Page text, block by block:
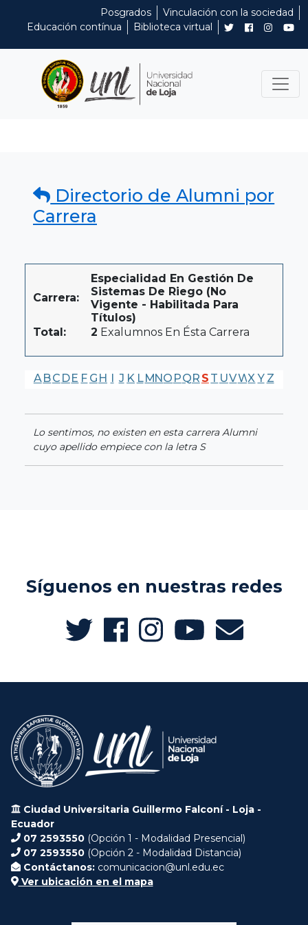
Posgrados
Vinculación con la sociedad
Educación contínua
Biblioteca virtual
Directorio de Alumni por
Carrera
Carrera:
Especialidad En Gestión De
Sistemas De Riego (No
Vigente - Habilitada Para
Títulos)
Total:
2 Exalumnos En Ésta Carrera
A BC DE F G H I J K LMNO PQR S T UVWX Y Z
Lo sentimos, no existen en esta carrera Alumni
cuyo apellido empiece con la letra S
Síguenos en nuestras redes
Ciudad Universitaria Guillermo Falconí - Loja -
Ecuador
07 2593550 (Opción 1 - Modalidad Presencial)
07 2593550 (Opción 2 - Modalidad Distancia)
Contáctanos: comunicacion@unl.edu.ec
Ver ubicación en el mapa